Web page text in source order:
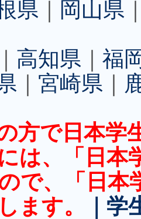
県 岡山県
高知県
福
宮崎県
方で日本学
は、「日本
で、「日本
ます。
｜